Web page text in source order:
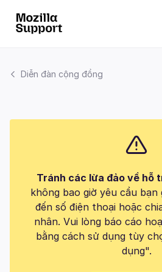
Diễn đàn cộng đồng
Tránh các lừa đảo về hỗ
không bao giờ yêu cầu
đến số điện thoại hoặc
nhân. Vui lòng báo cáo
bằng cách sử dụng tùy
dụng".